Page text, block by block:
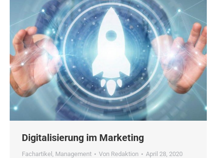
Digitalisierung im Marketing
Fachartikel Management Von Redaktion April 28, 2020